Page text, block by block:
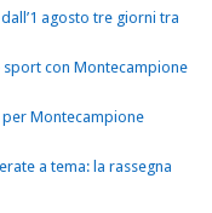
agosto tre giorni tra
sport con Montecampione
per Montecampione
a tema: la rassegna